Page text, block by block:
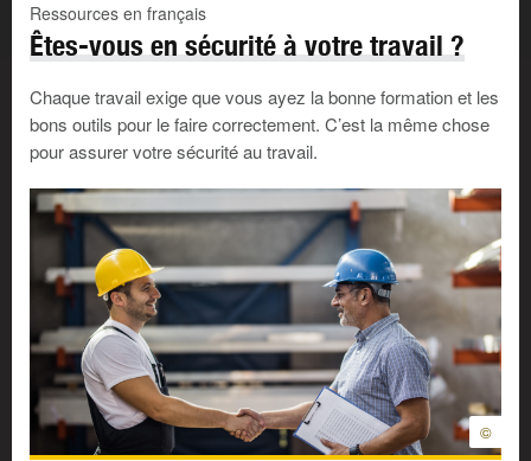
Ressources en français
Êtes-vous en sécurité à votre travail ?
Chaque travail exige que vous ayez la bonne formation et les
bons outils pour le faire correctement. C’est la même chose
pour assurer votre sécurité au travail.
©